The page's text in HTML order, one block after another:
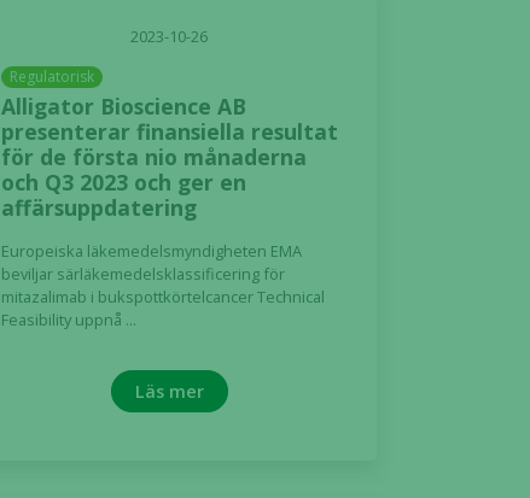
2023-10-26
Regulatorisk
Alligator Bioscience AB
presenterar finansiella resultat
för de första nio månaderna
och Q3 2023 och ger en
affärsuppdatering
Europeiska läkemedelsmyndigheten EMA
beviljar särläkemedelsklassificering för
mitazalimab i bukspottkörtelcancer Technical
Feasibility uppnå ...
Läs mer